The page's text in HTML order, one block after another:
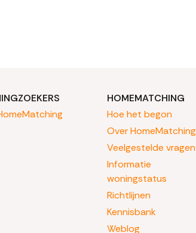
HOMEMATCHING
Hoe het begon
Over HomeMatching
Veelgestelde vragen
Informatie
woningstatus
Richtlijnen
Kennisbank
Weblog